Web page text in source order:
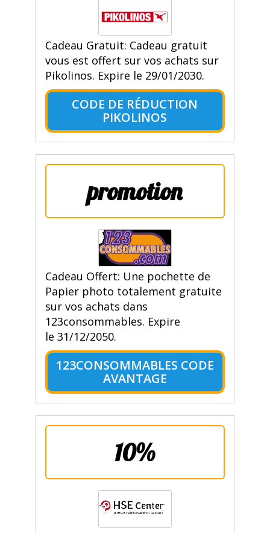
Cadeau Gratuit: Cadeau gratuit
vous est offert sur vos achats sur
Pikolinos. Expire le 29/01/2030.
CODE DE RÉDUCTION
PIKOLINOS
promotion
Cadeau Offert: Une pochette de
Papier photo totalement gratuite
sur vos achats dans
123consommables. Expire
le 31/12/2050.
123CONSOMMABLES CODE
AVANTAGE
10%